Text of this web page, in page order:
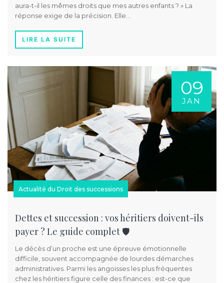
aura-t-il les mêmes droits que mes autres enfants ? » La
réponse exige de la précision. Elle…
LIRE LA SUITE
09
JAN
Actualité du Droit des successions
Dettes et succession : vos héritiers doivent-ils
payer ? Le guide complet 🛡️
Le décès d’un proche est une épreuve émotionnelle
difficile, souvent accompagnée de lourdes démarches
administratives. Parmi les angoisses les plus fréquentes
chez les héritiers figure celle des finances : est-ce que